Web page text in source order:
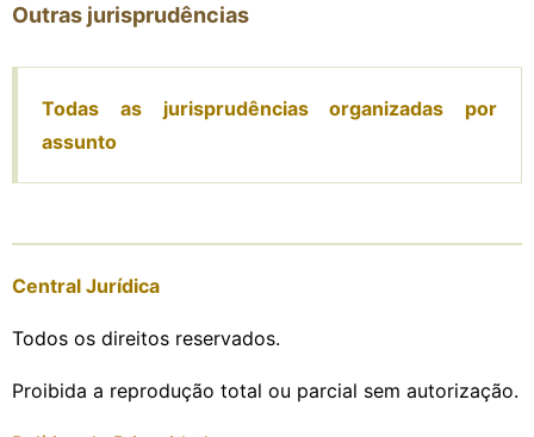
Outras jurisprudências
Todas as jurisprudências organizadas por
assunto
Central Jurídica
Todos os direitos reservados.
Proibida a reprodução total ou parcial sem autorização.